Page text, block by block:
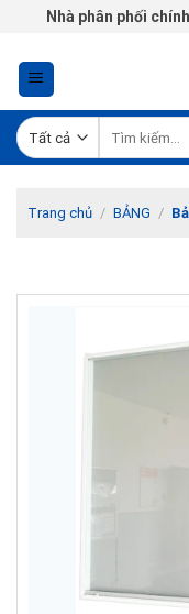
Chuyển
nội
dung
Nhà phân phối
kiếm:
Trang chủ / BẢNG /